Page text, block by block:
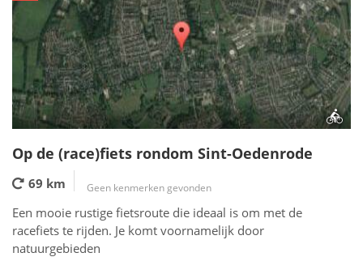
Op de (race)fiets rondom Sint-Oedenrode
69 km Geen kenmerken gevonden
Een mooie rustige fietsroute die ideaal is om met de
racefiets te rijden. Je komt voornamelijk door
natuurgebieden